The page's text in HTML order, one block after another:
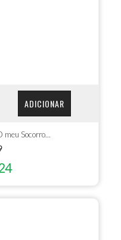
ADICIONAR
meu Socorro...